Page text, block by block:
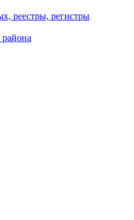
реестры, регистры